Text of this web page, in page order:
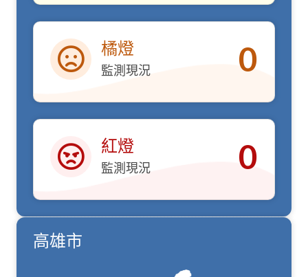
橘燈
橘燈
監測現況 0
紅燈
紅燈
監測現況 0
高雄市